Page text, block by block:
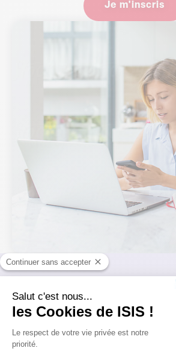
Je m'inscris
Découvrez en
les financements